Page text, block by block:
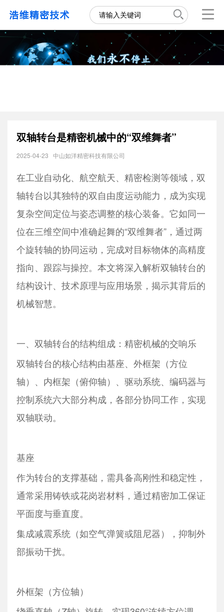
双轴转台是精密机械中的“双维舞者”
2025-04-23 中山如洋精密科技有限公司
在工业自动化、航空航天、精密检测等领域， 双
轴转台以其独特的双自由度运动能力，成为实现
复杂空间定位与姿态调整的核心装备。它如同一
位在三维空间中准确起舞的“双维舞者”，通过两
个旋转轴的协同运动，完成对目标物体的高精度
指向、跟踪与操控。本文将深入解析双轴转台的
结构设计、技术原理与应用场景，揭示其背后的
机械智慧。
一、双轴转台的结构组成：精密机械的交响乐
双轴转台的核心结构由基座、外框架（方位
轴）、内框架（俯仰轴）、驱动系统、编码器与
控制系统六大部分构成，各部分协同工作，实现
双轴联动。
基座
作为转台的支撑基础，需具备高刚性和稳定性，
通常采用铸铁或花岗岩材料，通过精密加工保证
平面度与垂直度。
集成减震系统（如空气弹簧或阻尼器），抑制外
部振动干扰。
外框架（方位轴）